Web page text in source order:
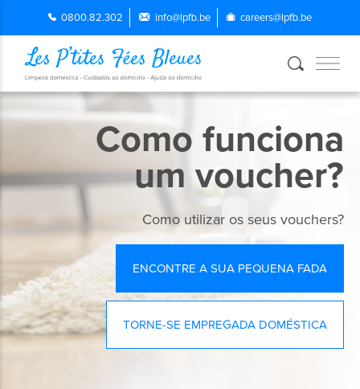
0800.82.302 info@lpfb.be careers@lpfb.be
Como funciona
um voucher?
Como utilizar os seus vouchers?
ENCONTRE A SUA PEQUENA FADA
TORNE-SE EMPREGADA DOMÉSTICA